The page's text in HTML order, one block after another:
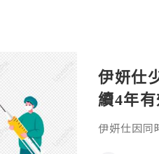
伊妍仕
續4年有
伊妍仕因同